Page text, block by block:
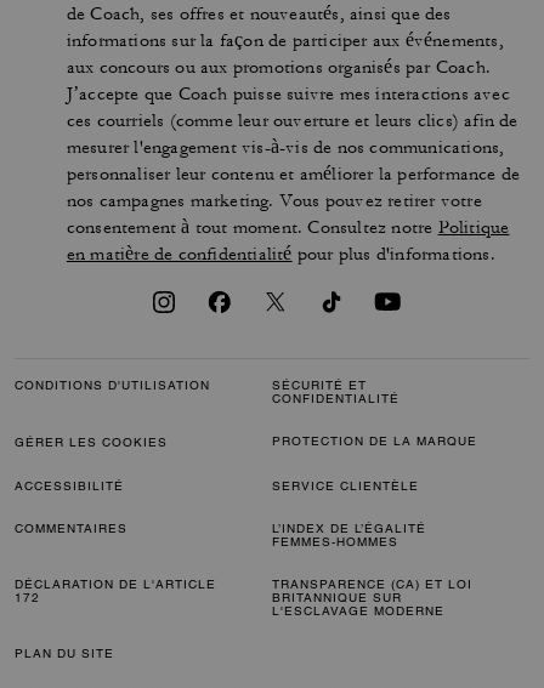
de Coach, ses offres et nouveautés, ainsi que des
informations sur la façon de participer aux événements,
aux concours ou aux promotions organisés par Coach.
J’accepte que Coach puisse suivre mes interactions avec
ces courriels (comme leur ouverture et leurs clics) afin de
mesurer l'engagement vis-à-vis de nos communications,
personnaliser leur contenu et améliorer la performance de
nos campagnes marketing. Vous pouvez retirer votre
consentement à tout moment. Consultez notre Politique
en matière de confidentialité pour plus d'informations.
CONDITIONS D'UTILISATION
SÉCURITÉ ET
CONFIDENTIALITÉ
GÉRER LES COOKIES PROTECTION DE LA MARQUE
ACCESSIBILITÉ SERVICE CLIENTÈLE
COMMENTAIRES
L’INDEX DE L’ÉGALITÉ
FEMMES-HOMMES
DÉCLARATION DE L'ARTICLE
172
TRANSPARENCE (CA) ET LOI
BRITANNIQUE SUR
L'ESCLAVAGE MODERNE
PLAN DU SITE